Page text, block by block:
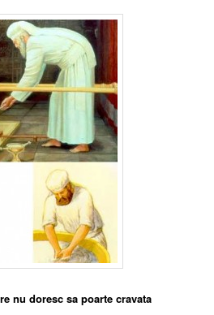
nu doresc sa poarte cravata